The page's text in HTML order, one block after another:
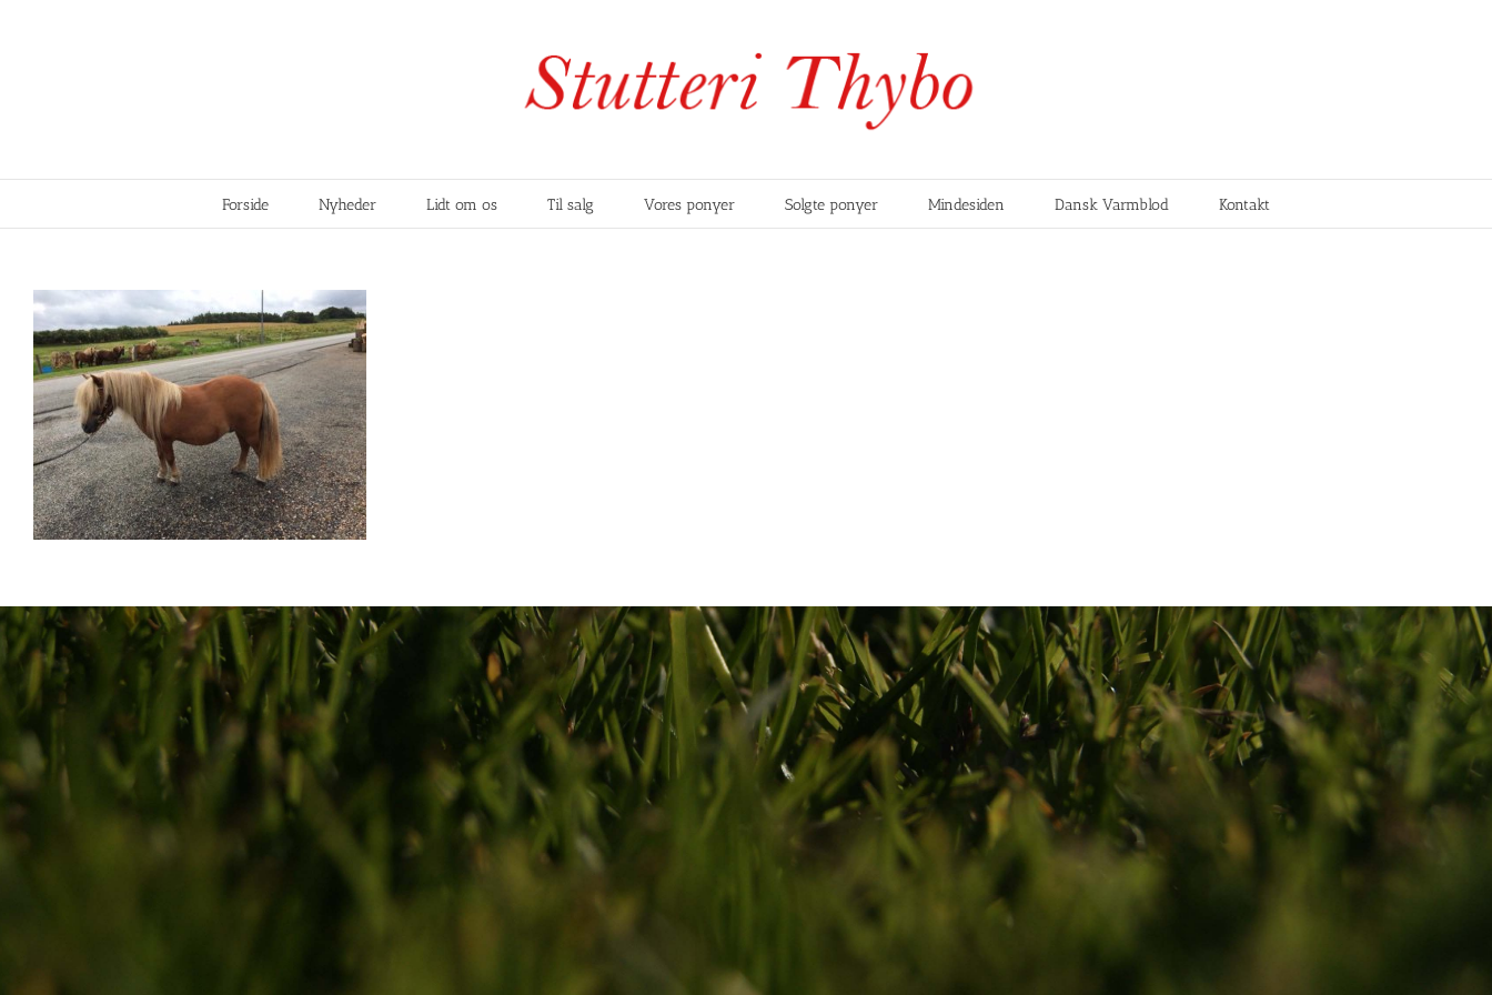
Forside Nyheder Lidt om os Til salg Vores ponyer Solgte ponyer Mindesiden Dansk Varmblod Kontakt